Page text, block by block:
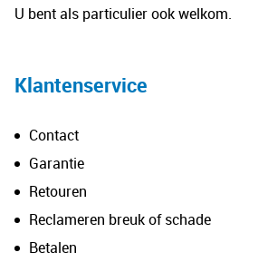
U bent als particulier ook welkom.
Klantenservice
Contact
Garantie
Retouren
Reclameren breuk of schade
Betalen